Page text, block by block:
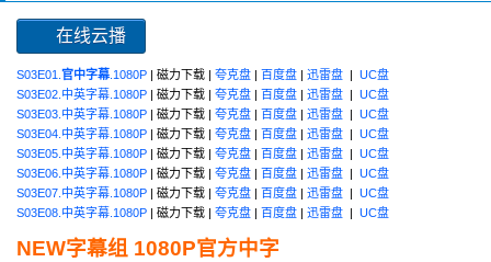
在线云播
S03E01. 官中字幕 .1080P | 磁力下载 | 夸克盘 | 百度盘 | 迅雷盘 | UC盘
S03E02.中英字幕.1080P | 磁力下载 | 夸克盘 | 百度盘 | 迅雷盘 | UC盘
S03E03.中英字幕.1080P | 磁力下载 | 夸克盘 | 百度盘 | 迅雷盘 | UC盘
S03E04.中英字幕.1080P | 磁力下载 | 夸克盘 | 百度盘 | 迅雷盘 | UC盘
S03E05.中英字幕.1080P | 磁力下载 | 夸克盘 | 百度盘 | 迅雷盘 | UC盘
S03E06.中英字幕.1080P | 磁力下载 | 夸克盘 | 百度盘 | 迅雷盘 | UC盘
S03E07.中英字幕.1080P | 磁力下载 | 夸克盘 | 百度盘 | 迅雷盘 | UC盘
S03E08.中英字幕.1080P | 磁力下载 | 夸克盘 | 百度盘 | 迅雷盘 | UC盘
NEW字幕组 1080P官方中字